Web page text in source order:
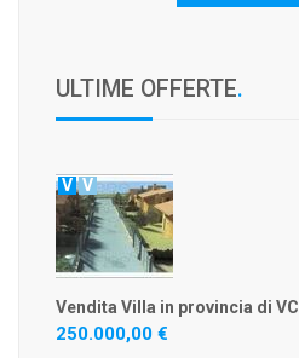
ULTIME OFFERTE.
V V
Vendita Villa in provincia di VC
250.000,00 €